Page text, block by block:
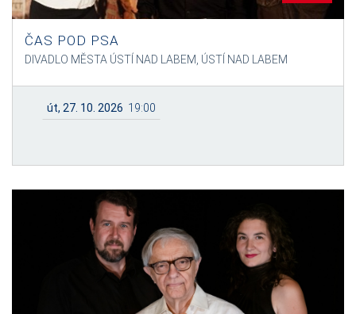
ČAS POD PSA
DIVADLO MĚSTA ÚSTÍ NAD LABEM, ÚSTÍ NAD LABEM
út, 27. 10. 2026 19:00